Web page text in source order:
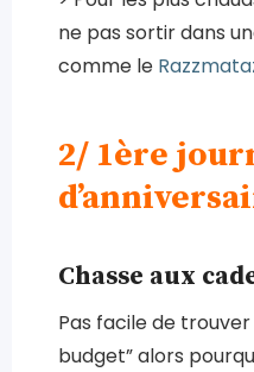
ne pas sortir dans
comme le
2/ 1ère
Chasse aux
Pas facile de
budget” alors